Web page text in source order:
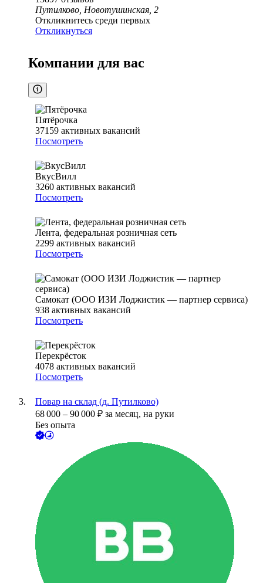
Путилково, Новотушинская, 2
Откликнитесь среди первых
Откликнуться
Компании для вас
Пятёрочка
37159 активных вакансий
Посмотреть
ВкусВилл
3260 активных вакансий
Посмотреть
Лента, федеральная розничная сеть
2299 активных вакансий
Посмотреть
Самокат (ООО ИЗИ Лоджистик — партнер сервиса)
938 активных вакансий
Посмотреть
Перекрёсток
4078 активных вакансий
Посмотреть
Повар на склад (д. Путилково)
68 000 – 90 000 ₽ за месяц, на руки
Без опыта